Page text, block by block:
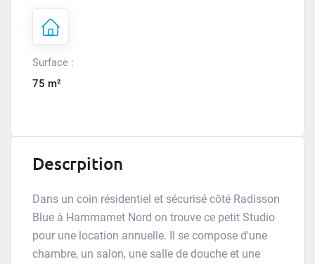
Surface :
75 m²
Descrpition
Dans un coin résidentiel et sécurisé côté Radisson
Blue à Hammamet Nord on trouve ce petit Studio
pour une location annuelle. Il se compose d'une
chambre, un salon, une salle de douche et une